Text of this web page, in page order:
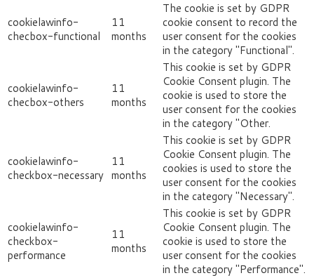
cookielawinfo-
checbox-functional
11
months
The cookie is set by GDPR
cookie consent to record the
user consent for the cookies
in the category "Functional".
cookielawinfo-
checbox-others
11
months
This cookie is set by GDPR
Cookie Consent plugin. The
cookie is used to store the
user consent for the cookies
in the category "Other.
cookielawinfo-
checkbox-necessary
11
months
This cookie is set by GDPR
Cookie Consent plugin. The
cookies is used to store the
user consent for the cookies
in the category "Necessary".
cookielawinfo-
checkbox-
performance
11
months
This cookie is set by GDPR
Cookie Consent plugin. The
cookie is used to store the
user consent for the cookies
in the category "Performance".